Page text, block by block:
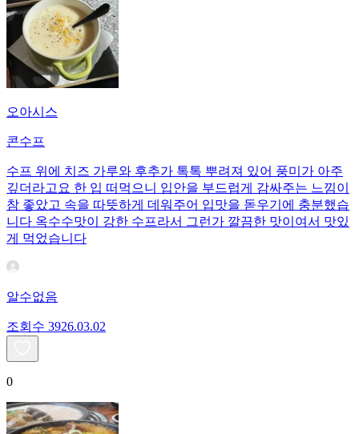
오아시스
콘수프
수프 위에 치즈 가루와 후추가 톡톡 뿌려져 있어 풍미가 아주
깊더라고요 ​한 입 떠먹으니 입안을 부드럽게 감싸주는 느낌이
참 좋았고 속을 따뜻하게 데워주어 입맛을 돋우기에 충분했습
니다 옥수수맛이 강한 수프라서 그런가 깔끔한 맛이여서 맛있
게 먹었습니다
알수없음
조회수 3926.03.02
0